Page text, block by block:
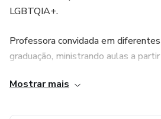
LGBTQIA+.
Professora convidada em
graduação, ministrando aulas a
Mostrar mais